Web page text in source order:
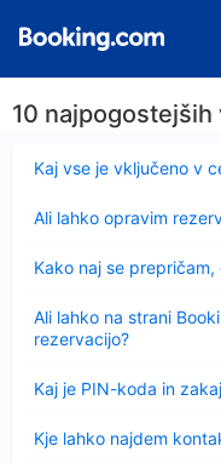
10 najpogostejših
Kaj vse je vključeno v
Ali lahko opravim
Kako naj se
Ali lahko na strani
rezervacijo?
Kaj je PIN-koda in
Kje lahko najdem